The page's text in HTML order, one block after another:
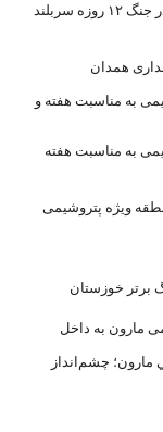
رئیس هیأت‌مدیره خانه مطبوعات کشور – رسانه‌ها در جنگ ۱۲ روزه سربلند
همدان
به مناسبت هفته و
به مناسبت هفته
ویژه پتروشیمی
برتر خوزستان
مارون به داخل
چشم‌انداز